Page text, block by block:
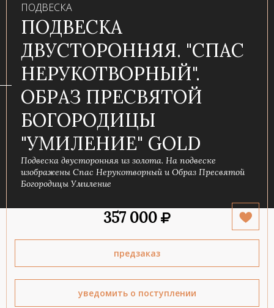
ПОДВЕСКА
ПОДВЕСКА
ДВУСТОРОННЯЯ. "СПАС
НЕРУКОТВОРНЫЙ".
ОБРАЗ ПРЕСВЯТОЙ
БОГОРОДИЦЫ
"УМИЛЕНИЕ" GOLD
Подвеска двусторонняя из золота. На подвеске
изображены Спас Нерукотворный и Образ Пресвятой
Богородицы Умиление
357 000
предзаказ
уведомить о поступлении